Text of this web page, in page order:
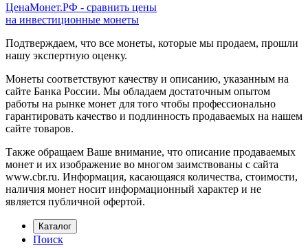
ЦенаМонет.РФ - сравнить цены
на инвестиционные монеты
Подтверждаем, что все монеты, которые мы продаем, прошли
нашу экспертную оценку.
Монеты соответствуют качеству и описанию, указанным на
сайте Банка России. Мы обладаем достаточным опытом
работы на рынке монет для того чтобы профессионально
гарантировать качество и подлинность продаваемых на нашем
сайте товаров.
Также обращаем Ваше внимание, что описание продаваемых
монет и их изображение во многом заимствованы с сайта
www.cbr.ru. Информация, касающаяся количества, стоимости,
наличия монет носит информационный характер и не
является публичной офертой.
Каталог
Поиск